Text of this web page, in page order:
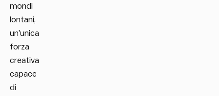
mondi
lontani,
un’unica
forza
creativa
capace
di